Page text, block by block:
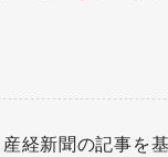
経新聞の記事を